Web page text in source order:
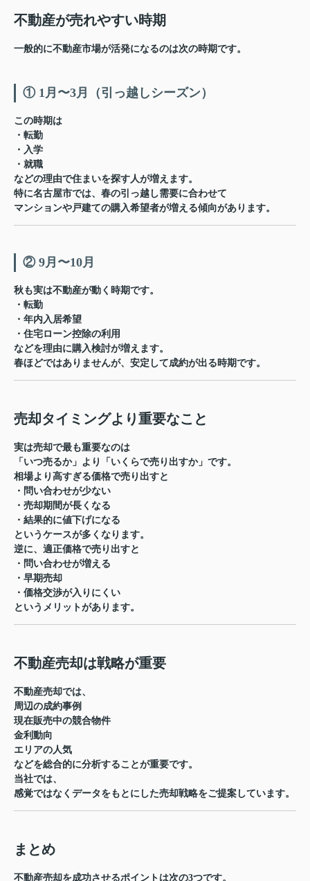
不動産が売れやすい時期
一般的に不動産市場が活発になるのは次の時期です。
① 1月〜3月（引っ越しシーズン）
この時期は
・転勤
・入学
・就職
などの理由で住まいを探す人が増えます。
特に名古屋市では、春の引っ越し需要に合わせて
マンションや戸建ての購入希望者が増える傾向があります。
② 9月〜10月
秋も実は不動産が動く時期です。
・転勤
・年内入居希望
・住宅ローン控除の利用
などを理由に購入検討が増えます。
春ほどではありませんが、 安定して成約が出る時期です。
売却タイミングより重要なこと
実は売却で最も重要なのは
「いつ売るか」より「いくらで売り出すか」です。
相場より高すぎる価格で売り出すと
・問い合わせが少ない
・売却期間が長くなる
・結果的に値下げになる
というケースが多くなります。
逆に、適正価格で売り出すと
・問い合わせが増える
・早期売却
・価格交渉が入りにくい
というメリットがあります。
不動産売却は戦略が重要
不動産売却では、
周辺の成約事例
現在販売中の競合物件
金利動向
エリアの人気
などを総合的に分析することが重要です。
当社では、
感覚ではなくデータをもとにした売却戦略をご提案しています。
まとめ
不動産売却を成功させるポイントは次の3つです。